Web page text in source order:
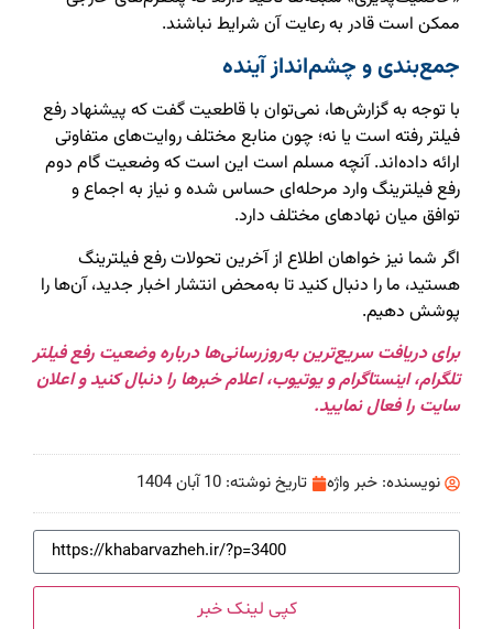
ممکن است قادر به رعایت آن شرایط نباشند.
جمع‌بندی و چشم‌انداز آینده
با توجه به گزارش‌ها، نمی‌توان با قاطعیت گفت که پیشنهاد رفع
فیلتر رفته است یا نه؛ چون منابع مختلف روایت‌های متفاوتی
ارائه داده‌اند. آنچه مسلم است این است که وضعیت گام دوم
رفع فیلترینگ وارد مرحله‌ای حساس شده و نیاز به اجماع و
توافق میان نهادهای مختلف دارد.
اگر شما نیز خواهان اطلاع از آخرین تحولات رفع فیلترینگ
هستید، ما را دنبال کنید تا به‌محض انتشار اخبار جدید، آن‌ها را
پوشش دهیم.
برای دریافت سریع‌ترین به‌روزرسانی‌ها درباره وضعیت رفع فیلتر
تلگرام، اینستاگرام و یوتیوب، اعلام خبرها را دنبال کنید و اعلان
سایت را فعال نمایید.
نویسنده: خبر واژه تاریخ نوشته: 10 آبان 1404
کپی لینک خبر